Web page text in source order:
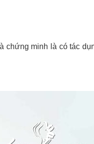
minh là có tác